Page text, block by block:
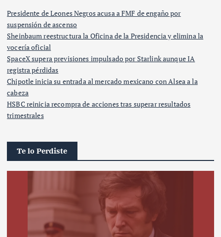
Presidente de Leones Negros acusa a FMF de engaño por
suspensión de ascenso
Sheinbaum reestructura la Oficina de la Presidencia y elimina la
vocería oficial
SpaceX supera previsiones impulsado por Starlink aunque IA
registra pérdidas
Chipotle inicia su entrada al mercado mexicano con Alsea a la
cabeza
HSBC reinicia recompra de acciones tras superar resultados
trimestrales
Te lo Perdiste